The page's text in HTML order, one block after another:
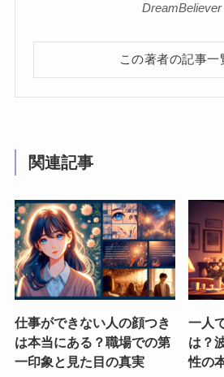
DreamBeliever
この著者の記事一
関連記事
仕事ができない人の顔つき
は本当にある？職場での第
一印象と見た目の真実
一人
は？
性の